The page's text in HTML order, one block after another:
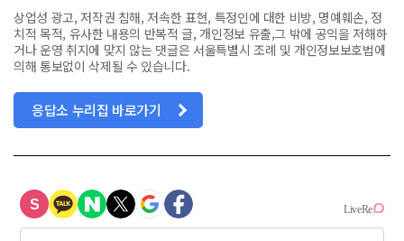
상업성 광고, 저작권 침해, 저속한 표현, 특정인에 대한 비방, 명예훼손, 정
치적 목적, 유사한 내용의 반복적 글, 개인정보 유출,그 밖에 공익을 저해하
거나 운영 취지에 맞지 않는 댓글은 서울특별시 조례 및 개인정보보호법에
의해 통보없이 삭제될 수 있습니다.
응답소 누리집 바로가기